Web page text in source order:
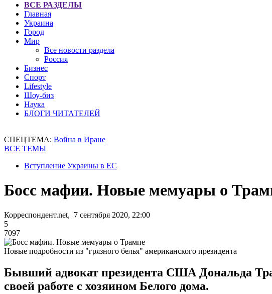
ВСЕ РАЗДЕЛЫ
Главная
Украина
Город
Мир
Все новости раздела
Россия
Бизнес
Спорт
Lifestyle
Шоу-биз
Наука
БЛОГИ ЧИТАТЕЛЕЙ
СПЕЦТЕМА: Война в Иране
ВСЕ ТЕМЫ
Вступление Украины в ЕС
Босс мафии. Новые мемуары о
Корреспондент.net, 7 сентября 2020, 22:00
5
7097
Новые подробности из "грязного белья" американского президента
Бывший адвокат президента США Дональда
своей работе с хозяином Белого дома.